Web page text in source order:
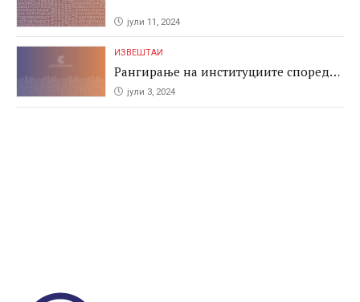
јули 11, 2024
ИЗВЕШТАИ
Рангирање на институциите според
антикорупциските перформаси во
јавните набавки
јули 3, 2024